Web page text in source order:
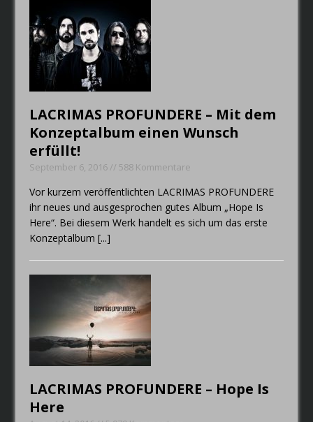
LACRIMAS PROFUNDERE – Mit dem
Konzeptalbum einen Wunsch
erfüllt!
September 6, 2016 // 588 Kommentare
Vor kurzem veröffentlichten LACRIMAS PROFUNDERE
ihr neues und ausgesprochen gutes Album „Hope Is
Here“. Bei diesem Werk handelt es sich um das erste
Konzeptalbum[...]
LACRIMAS PROFUNDERE – Hope Is
Here